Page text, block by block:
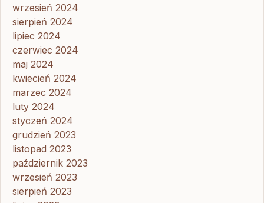
wrzesień 2024
sierpień 2024
lipiec 2024
czerwiec 2024
maj 2024
kwiecień 2024
marzec 2024
luty 2024
styczeń 2024
grudzień 2023
listopad 2023
październik 2023
wrzesień 2023
sierpień 2023